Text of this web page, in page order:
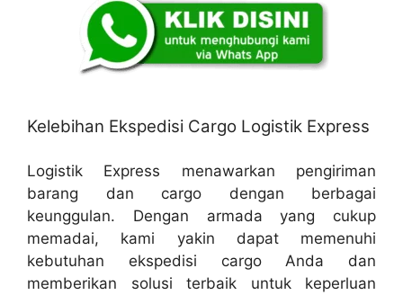
Kelebihan Ekspedisi Cargo Logistik Express
Logistik Express menawarkan pengiriman
barang dan cargo dengan berbagai
keunggulan. Dengan armada yang cukup
memadai, kami yakin dapat memenuhi
kebutuhan ekspedisi cargo Anda dan
memberikan solusi terbaik untuk keperluan